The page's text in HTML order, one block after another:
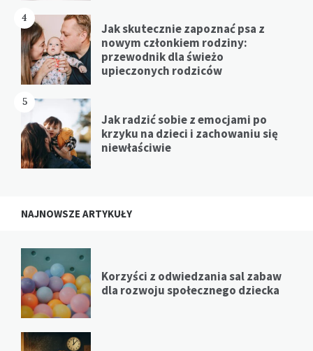
4
Jak skutecznie zapoznać psa z
nowym członkiem rodziny:
przewodnik dla świeżo
upieczonych rodziców
5
Jak radzić sobie z emocjami po
krzyku na dzieci i zachowaniu się
niewłaściwie
NAJNOWSZE ARTYKUŁY
Korzyści z odwiedzania sal zabaw
dla rozwoju społecznego dziecka